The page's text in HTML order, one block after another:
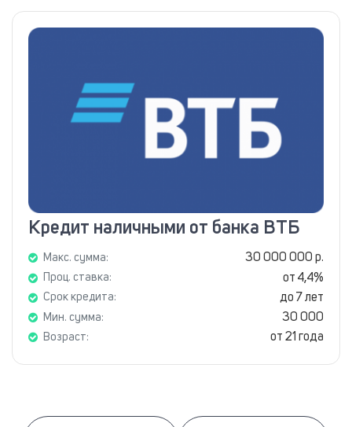
Кредит наличными от банка ВТБ
Макс. сумма: 30 000 000 р.
Проц. ставка: от 4,4%
Срок кредита: до 7 лет
Мин. сумма: 30 000
Возраст: от 21 года